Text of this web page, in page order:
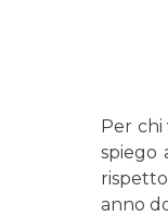
Per
spiego
anno